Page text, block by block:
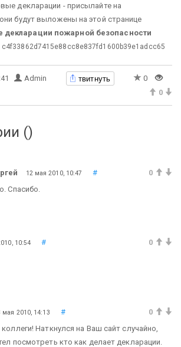
декларации - присылайте на
будут выложены на этой странице
декларации пожарной безопасности
c4f33862d7415e88cc8e837fd1600b39e1adcc65
Admin твитнуть
0
0
()
12 мая 2010, 10:47 #
0
Спасибо.
10:54 #
0
мая 2010, 14:13 #
0
Наткнулся на Ваш сайт случайно,
посмотреть кто как делает декларации.